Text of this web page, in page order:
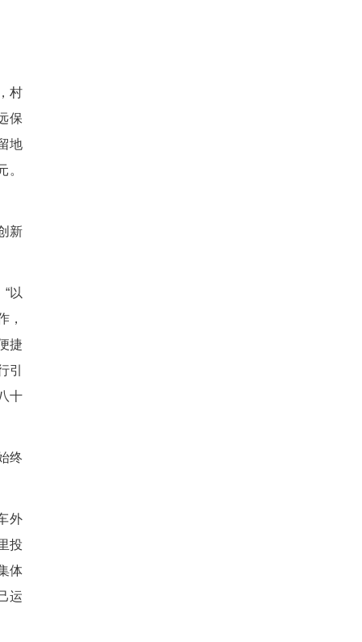
家企业入驻，年产值达2.43
，每年仅租金就给村里缴纳
。“当年土地被征收后，村
，为了让村民们有长远保
中经营。如今，这片预留地